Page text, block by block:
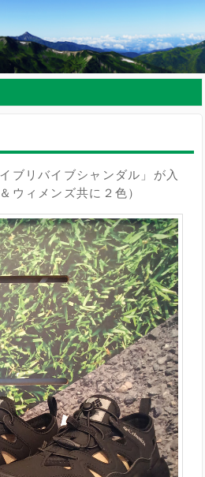
ブリバイブシャンダル」が入
ウィメンズ共に２色）